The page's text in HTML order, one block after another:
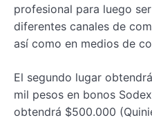
profesional para luego
diferentes canales de
así como en medios de
El segundo lugar obtendrá
mil pesos en bonos
obtendrá $500.000